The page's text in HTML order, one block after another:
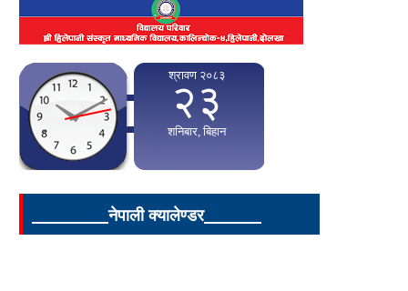
____________नेपाली क्यालेण्डर_________